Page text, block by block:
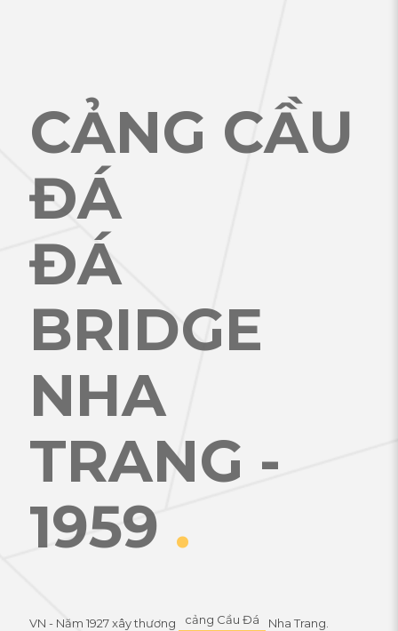
CẢNG CẦU
ĐÁ
ĐÁ
BRIDGE
NHA
TRANG -
1959 .
VN - Năm 1927 xây thương cảng Cầu Đá
Nha Trang.